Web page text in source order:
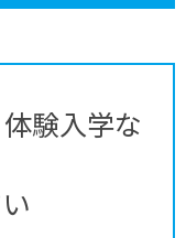
験入学な